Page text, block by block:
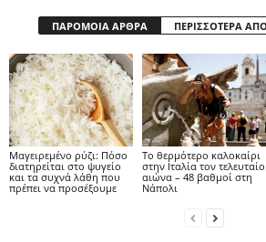
ΠΑΡΟΜΟΙΑ ΑΡΘΡΑ ΠΕΡΙΣΣΟΤΕΡΑ
Μαγειρεμένο ρύζι: Πόσο
διατηρείται στο ψυγείο
και τα συχνά λάθη που
πρέπει να προσέξουμε
Το θερμότερο καλοκαίρι
στην Ιταλία τον τελευταίο
αιώνα – 48 βαθμοί στη
Νάπολι